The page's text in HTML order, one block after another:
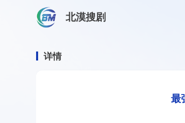
北漠搜剧
详情
最